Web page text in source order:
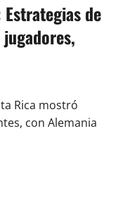
de
Rica mostró
con Alemania